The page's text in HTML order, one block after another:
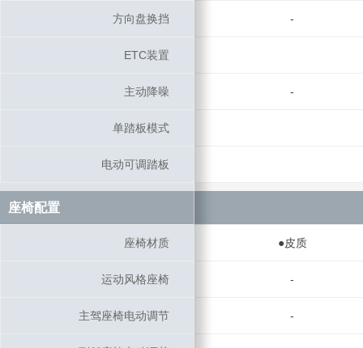
方向盘换挡 -
ETC装置
主动降噪 -
单踏板模式
电动可调踏板
座椅配置
座椅材质 ●皮质
运动风格座椅 -
主驾座椅电动调节 -
方向盘换挡
ETC装置
主动降噪
单踏板模式
电动可调踏板
座椅配置
座椅材质
运动风格座椅
主驾座椅电动调节